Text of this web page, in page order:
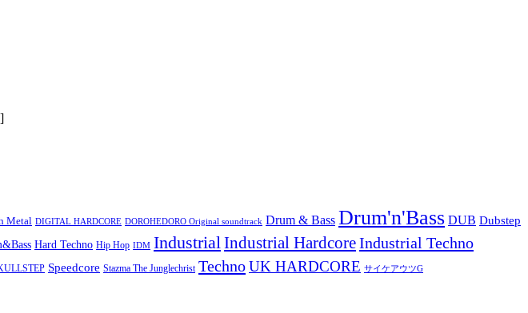
Metal DIGITAL HARDCORE DOROHEDORO Original soundtrack Drum & Bass Drum'n'Bass DUB Dubstep
Hard Techno Hip Hop IDM IndustrialIndustrial HardcoreIndustrial Techno
Speedcore Stazma The Junglechrist TechnoUK HARDCORE サイケアウツG